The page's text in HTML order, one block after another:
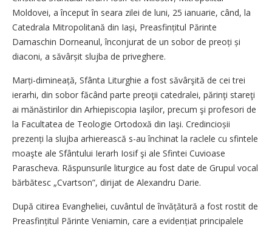
Moldovei, a început în seara zilei de luni, 25 ianuarie, când, la
Catedrala Mitropolitană din Iași, Preasfințitul Părinte
Damaschin Dorneanul, înconjurat de un sobor de preoți și
diaconi, a săvârșit slujba de priveghere.
Marți-dimineață, Sfânta Liturghie a fost săvârşită de cei trei
ierarhi, din sobor făcând parte preoţii catedralei, părinţi stareţi
ai mănăstirilor din Arhiepiscopia Iaşilor, precum şi profesori de
la Facultatea de Teologie Ortodoxă din Iaşi. Credin­cioșii
prezenți la slujba arhierească s-au închinat la raclele cu sfintele
moaşte ale Sfântului Ierarh Iosif şi ale Sfintei Cuvioase
Parascheva. Răspunsurile liturgice au fost date de Grupul vocal
bărbătesc „Cvart­son”, dirijat de Alexandru Darie.
După citirea Evangheliei, cuvântul de învăță­tură a fost rostit de
Preasfințitul Părinte Veniamin, care a evidențiat principalele